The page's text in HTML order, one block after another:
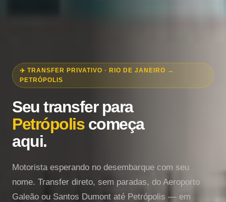
✈️ TRANSFER PRIVATIVO · RIO DE JANEIRO →
PETRÓPOLIS
Seu transfer para
Petrópoliscomeça
aqui.
Motorista esperando no desembarque com seu
nome. Transfer direto, sem paradas, do Aeroporto
Galeão ou Santos Dumont até Petrópolis — em